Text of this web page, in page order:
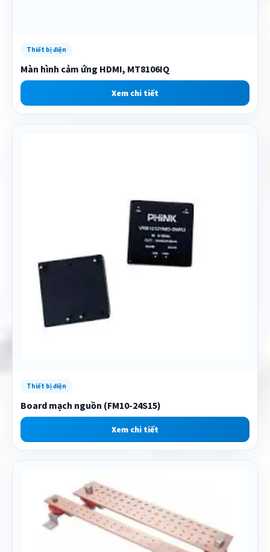
Thiết bị điện
Màn hình cảm ứng HDMI, MT8106IQ
Xem chi tiết
Thiết bị điện
Board mạch nguồn (FM10-24S15)
Xem chi tiết